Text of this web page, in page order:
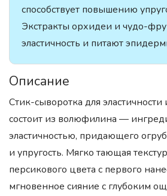
способствует повышению
Экстракты орхидеи и чудо-
эластичность и питают
Описание
Стик-сыворотка для
состоит из волюфилина —
эластичностью, придающего
и упругость. Мягко тающая
персикового цвета с первого
мгновенное сияние с глубоким